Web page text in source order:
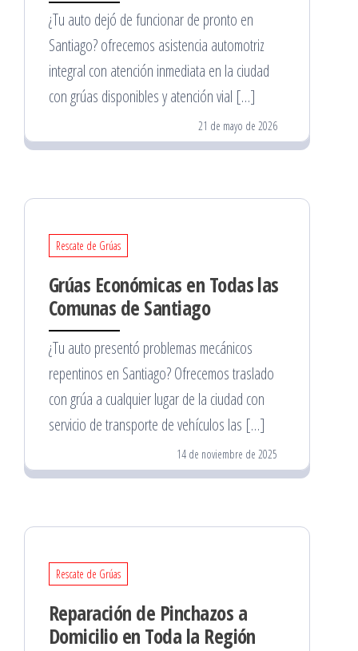
¿Tu auto dejó de funcionar de pronto en
Santiago? ofrecemos asistencia automotriz
integral con atención inmediata en la ciudad
con grúas disponibles y atención vial […]
21 de mayo de 2026
Rescate de Grúas
Grúas Económicas en Todas las
Comunas de Santiago
¿Tu auto presentó problemas mecánicos
repentinos en Santiago? Ofrecemos traslado
con grúa a cualquier lugar de la ciudad con
servicio de transporte de vehículos las […]
14 de noviembre de 2025
Rescate de Grúas
Reparación de Pinchazos a
Domicilio en Toda la Región